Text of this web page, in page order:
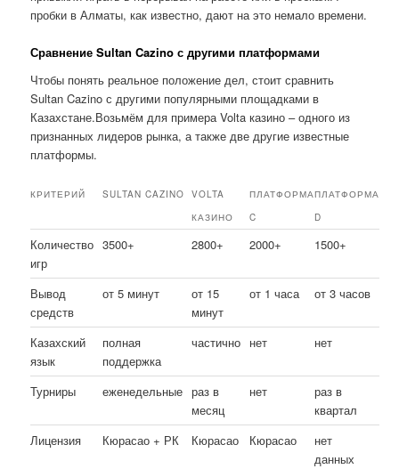
пробки в Алматы, как известно, дают на это немало времени.
Сравнение Sultan Cazino с другими платформами
Чтобы понять реальное положение дел, стоит сравнить
Sultan Cazino с другими популярными площадками в
Казахстане.Возьмём для примера Volta казино – одного из
признанных лидеров рынка, а также две другие известные
платформы.
КРИТЕРИЙ SULTAN CAZINO
VOLTA
КАЗИНО
ПЛАТФОРМА
C
ПЛАТФОРМА
D
Количество
игр
3500+ 2800+ 2000+ 1500+
Вывод
средств
от 5 минут
от 15
минут
от 1 часа от 3 часов
Казахский
язык
полная
поддержка
частично нет нет
Турниры еженедельные раз в
месяц
нет
раз в
квартал
Лицензия
Кюрасао + РК Кюрасао Кюрасао
нет
данных